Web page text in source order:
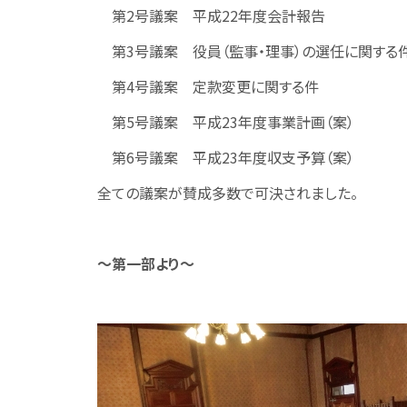
第2号議案 平成22年度会計報告
第3号議案 役員（監事・理事）の選任に関する
第4号議案 定款変更に関する件
第5号議案 平成23年度事業計画（案）
第6号議案 平成23年度収支予算（案）
全ての議案が賛成多数で可決されました。
～第一部より～